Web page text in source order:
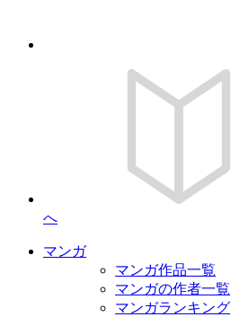
へ
マンガ
マンガ作品一覧
マンガの作者一覧
マンガランキング